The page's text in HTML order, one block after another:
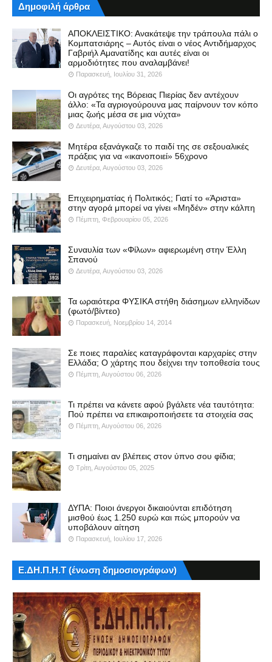
Δημοφιλή άρθρα
ΑΠΟΚΛΕΙΣΤΙΚΟ: Ανακάτεψε την τράπουλα πάλι ο
Κομπατσιάρης – Αυτός είναι ο νέος Αντιδήμαρχος
Γαβριήλ Αμανατίδης και αυτές είναι οι
αρμοδιότητες που αναλαμβάνει!
Παρασκευή, Ιουλίου 31, 2026
Οι αγρότες της Βόρειας Πιερίας δεν αντέχουν
άλλο: «Τα αγριογούρουνα μας παίρνουν τον κόπο
μιας ζωής μέσα σε μια νύχτα»
Δευτέρα, Αυγούστου 03, 2026
Μητέρα εξανάγκαζε το παιδί της σε σεξουαλικές
πράξεις για να «ικανοποιεί» 56χρονο
Δευτέρα, Αυγούστου 03, 2026
Επιχειρηματίας ή Πολιτικός; Γιατί το «Άριστα»
στην αγορά μπορεί να γίνει «Μηδέν» στην κάλπη
Πέμπτη, Φεβρουαρίου 05, 2026
Συναυλία των «Φίλων» αφιερωμένη στην Έλλη
Σπανού
Δευτέρα, Αυγούστου 03, 2026
Τα ωραιότερα ΦΥΣΙΚΑ στήθη διάσημων ελληνίδων
(φωτό/βίντεο)
Παρασκευή, Νοεμβρίου 14, 2014
Σε ποιες παραλίες καταγράφονται καρχαρίες στην
Ελλάδα; Ο χάρτης που δείχνει την τοποθεσία τους
Πέμπτη, Αυγούστου 06, 2026
Τι πρέπει να κάνετε αφού βγάλετε νέα ταυτότητα:
Πού πρέπει να επικαιροποιήσετε τα στοιχεία σας
Πέμπτη, Αυγούστου 06, 2026
Τι σημαίνει αν βλέπεις στον ύπνο σου φίδια;
Τρίτη, Αυγούστου 05, 2025
ΔΥΠΑ: Ποιοι άνεργοι δικαιούνται επιδότηση
μισθού έως 1.250 ευρώ και πώς μπορούν να
υποβάλουν αίτηση
Παρασκευή, Ιουλίου 17, 2026
Ε.ΔΗ.Π.Η.Τ (ένωση δημοσιογράφων)